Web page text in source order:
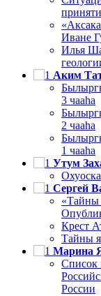
Иване
Илья
Аким
3 чааһа
2 чааһа
1 чааһа
Утум
Сергей
«Тайны
Крест
Тайны
Марина
Список
России